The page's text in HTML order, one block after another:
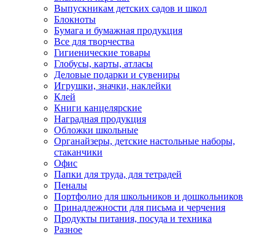
Выпускникам детских садов и школ
Блокноты
Бумага и бумажная продукция
Все для творчества
Гигиенические товары
Глобусы, карты, атласы
Деловые подарки и сувениры
Игрушки, значки, наклейки
Клей
Книги канцелярские
Наградная продукция
Обложки школьные
Органайзеры, детские настольные наборы,
стаканчики
Офис
Папки для труда, для тетрадей
Пеналы
Портфолио для школьников и дошкольников
Принадлежности для письма и черчения
Продукты питания, посуда и техника
Разное